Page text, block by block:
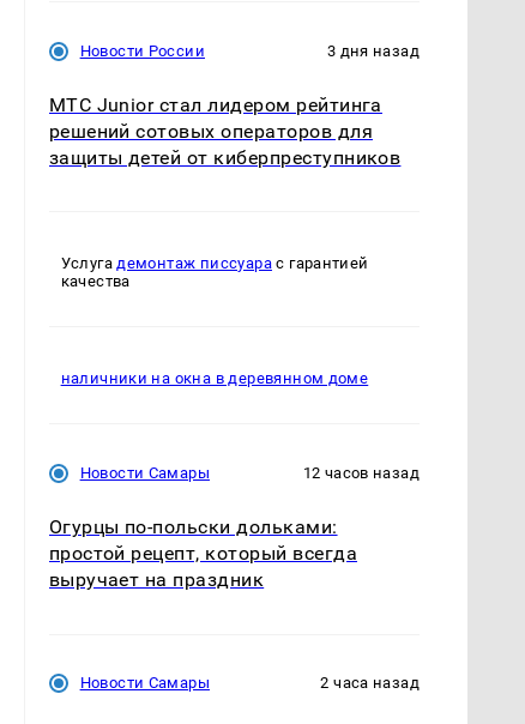
Новости России 3 дня назад
МТС Junior стал лидером рейтинга
решений сотовых операторов для
защиты детей от киберпреступников
Услугадемонтаж писсуарас гарантией
качества
наличники на окна в деревянном доме
Новости Самары 12 часов назад
Огурцы по‑польски дольками:
простой рецепт, который всегда
выручает на праздник
Новости Самары 2 часа назад